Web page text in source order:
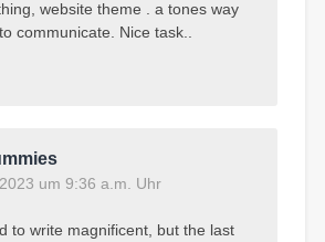
website theme . a tones way
communicate. Nice task..
um 9:36 a.m. Uhr
to write magnificent, but the last